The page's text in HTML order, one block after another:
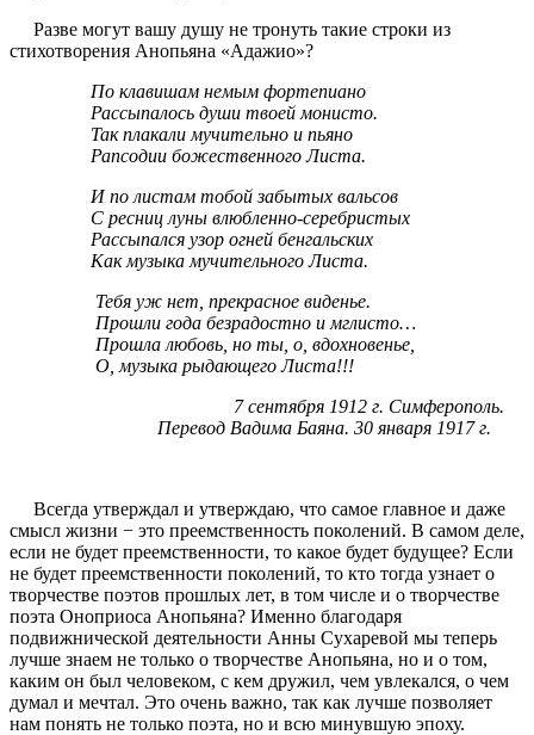
Разве могут вашу душу не тронуть такие строки из
стихотворения Анопьяна «Адажио»?
По клавишам немым фортепиано
Рассыпалось души твоей монисто.
Так плакали мучительно и пьяно
Рапсодии божественного Листа.
И по листам тобой забытых вальсов
С ресниц луны влюбленно-серебристых
Рассыпался узор огней бенгальских
Как музыка мучительного Листа.
Тебя уж нет, прекрасное виденье.
Прошли года безрадостно и мглисто…
Прошла любовь, но ты, о, вдохновенье,
О, музыка рыдающего Листа!!!
7 сентября 1912 г. Симферополь.
Перевод Вадима Баяна. 30 января 1917 г.
Всегда утверждал и утверждаю, что самое главное и даже
смысл жизни − это преемственность поколений. В самом деле,
если не будет преемственности, то какое будет будущее? Если
не будет преемственности поколений, то кто тогда узнает о
творчестве поэтов прошлых лет, в том числе и о творчестве
поэта Оноприоса Анопьяна? Именно благодаря
подвижнической деятельности Анны Сухаревой мы теперь
лучше знаем не только о творчестве Анопьяна, но и о том,
каким он был человеком, с кем дружил, чем увлекался, о чем
думал и мечтал. Это очень важно, так как лучше позволяет
нам понять не только поэта, но и всю минувшую эпоху.